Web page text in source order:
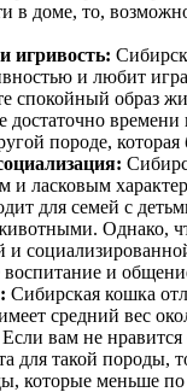
в доме, то,
игривость:
и любит
спокойный образ
достаточно
породе, которая
и ласковым
для семей с
Однако,
воспитание и
Сибирская кошка
средний вес
вам не
для такой породы,
которые меньше по